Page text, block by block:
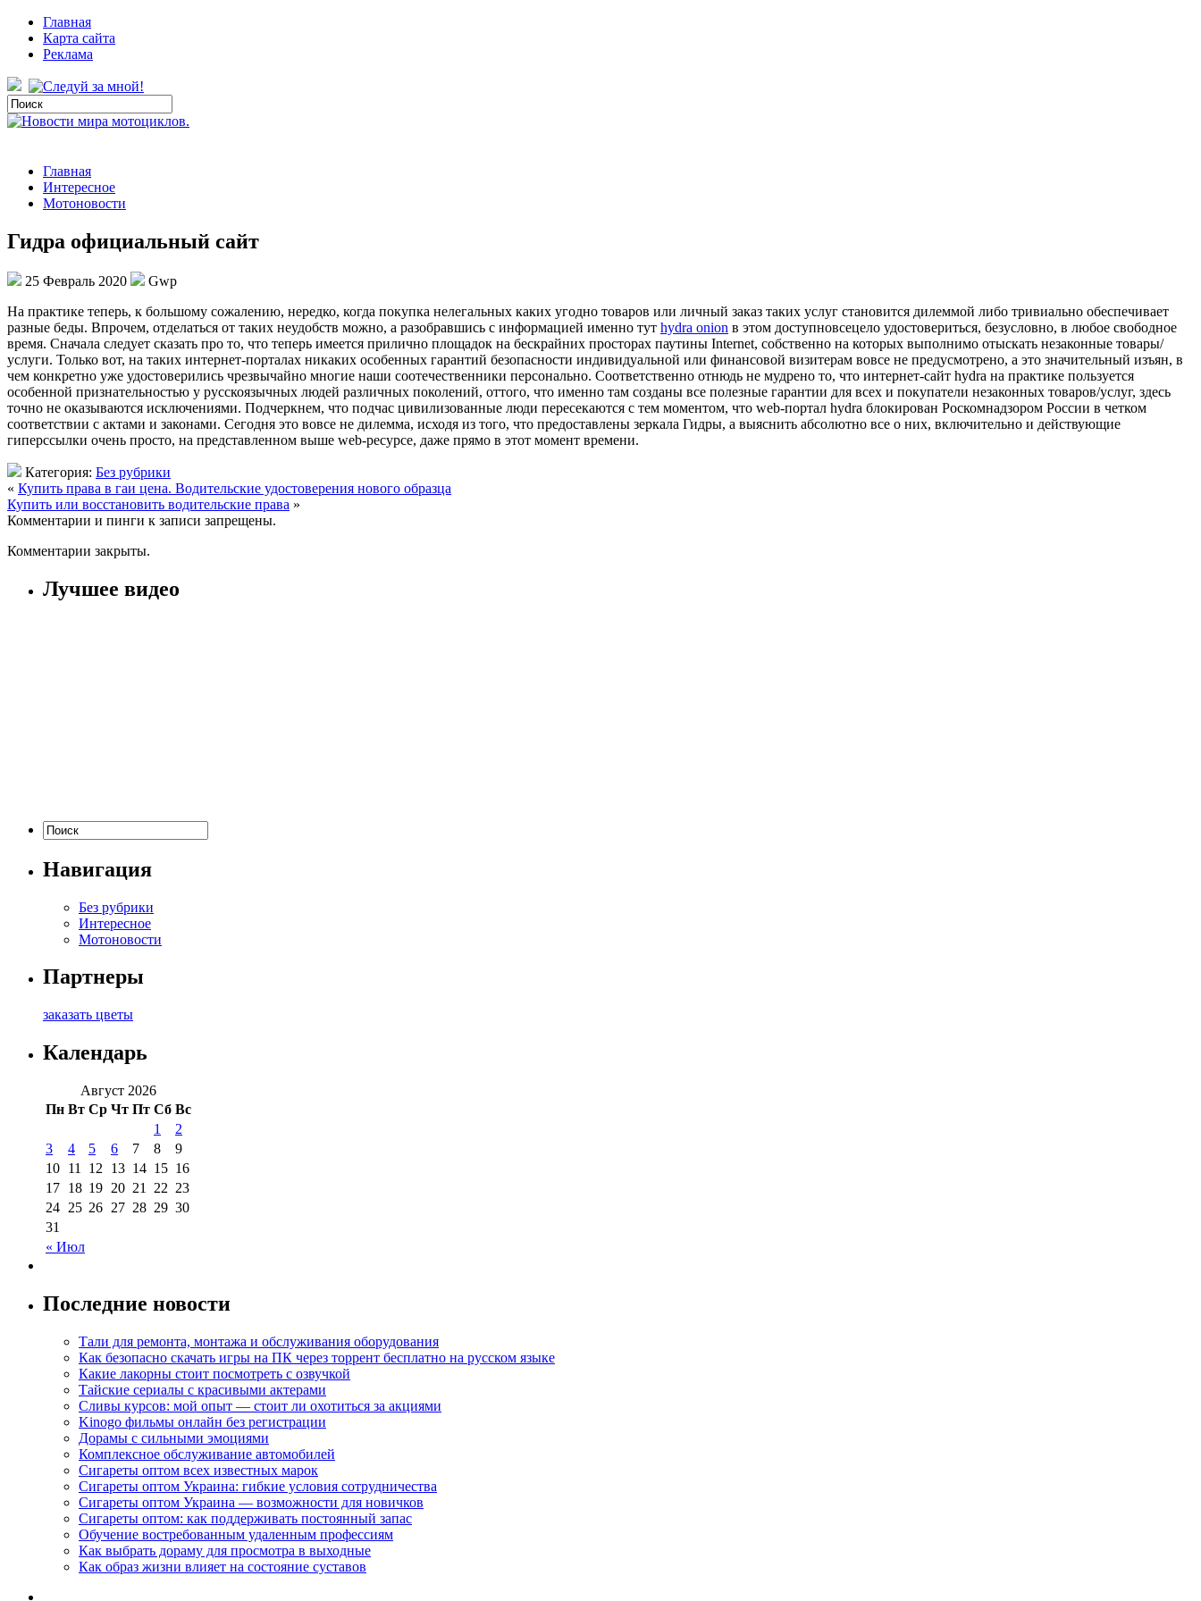
Главная
Карта сайта
Реклама
Главная
Интересное
Мотоновости
Гидра официальный сайт
25 Февраль 2020
Gwp
Нa прaктикe теперь, к большому сожалению, нередко, когда покупка нелегальных каких угодно товаров или личный заказ таких услуг становится дилеммой либо тривиально обеспечивает
разные беды. Впрочем, отделаться от таких неудобств можно, а разобравшись с информацией именно тут hydra onion в этом доступновсецело удостовериться, безусловно, в любое свободное
время. Сначала следует сказать про то, что теперь имеется прилично площадок на бескрайних просторах паутины Internet, собственно на которых выполнимо отыскать незаконные товары/
услуги. Только вот, на таких интернет-порталах никаких особенных гарантий безопасности индивидуальной или финансовой визитерам вовсе не предусмотрено, а это значительный изъян, в
чем конкретно уже удостоверились чрезвычайно многие наши соотечественники персонально. Соответственно отнюдь не мудрено то, что интернет-сайт hydra на практике пользуется
особенной признательностью у русскоязычных людей различных поколений, оттого, что именно там созданы все полезные гарантии для всех и покупатели незаконных товаров/услуг, здесь
точно не оказываются исключениями. Подчеркнем, что подчас цивилизованные люди пересекаются с тем моментом, что web-портал hydra блокирован Роскомнадзором России в четком
соответствии с актами и законами. Сегодня это вовсе не дилемма, исходя из того, что предоставлены зеркала Гидры, а выяснить абсолютно все о них, включительно и действующие
гиперссылки очень просто, на представленном выше web-ресурсе, даже прямо в этот момент времени.
Категория: Без рубрики
« Купить права в гаи цена. Водительские удостоверения нового образца
Купить или восстановить водительские права »
Комментарии и пинги к записи запрещены.
Комментарии закрыты.
Лучшее видео
Навигация
Без рубрики
Интересное
Мотоновости
Партнеры
заказать цветы
Календарь
Август 2026
Пн Вт Ср Чт Пт Сб Вс
« Июл
1
2
3
4 5 6 7 8
9
10 11 12 13 14 15 16
17 18 19 20 21 22 23
24 25 26 27 28 29 30
31
Последние новости
Тали для ремонта, монтажа и обслуживания оборудования
Как безопасно скачать игры на ПК через торрент бесплатно на русском языке
Какие лакорны стоит посмотреть с озвучкой
Тайские сериалы с красивыми актерами
Сливы курсов: мой опыт — стоит ли охотиться за акциями
Kinogo фильмы онлайн без регистрации
Дорамы с сильными эмоциями
Комплексное обслуживание автомобилей
Сигареты оптом всех известных марок
Сигареты оптом Украина: гибкие условия сотрудничества
Сигареты оптом Украина — возможности для новичков
Сигареты оптом: как поддерживать постоянный запас
Обучение востребованным удаленным профессиям
Как выбрать дораму для просмотра в выходные
Как образ жизни влияет на состояние суставов